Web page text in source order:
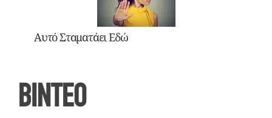
Αυτό Σταματάει Εδώ
ΒΙΝΤΕΟ